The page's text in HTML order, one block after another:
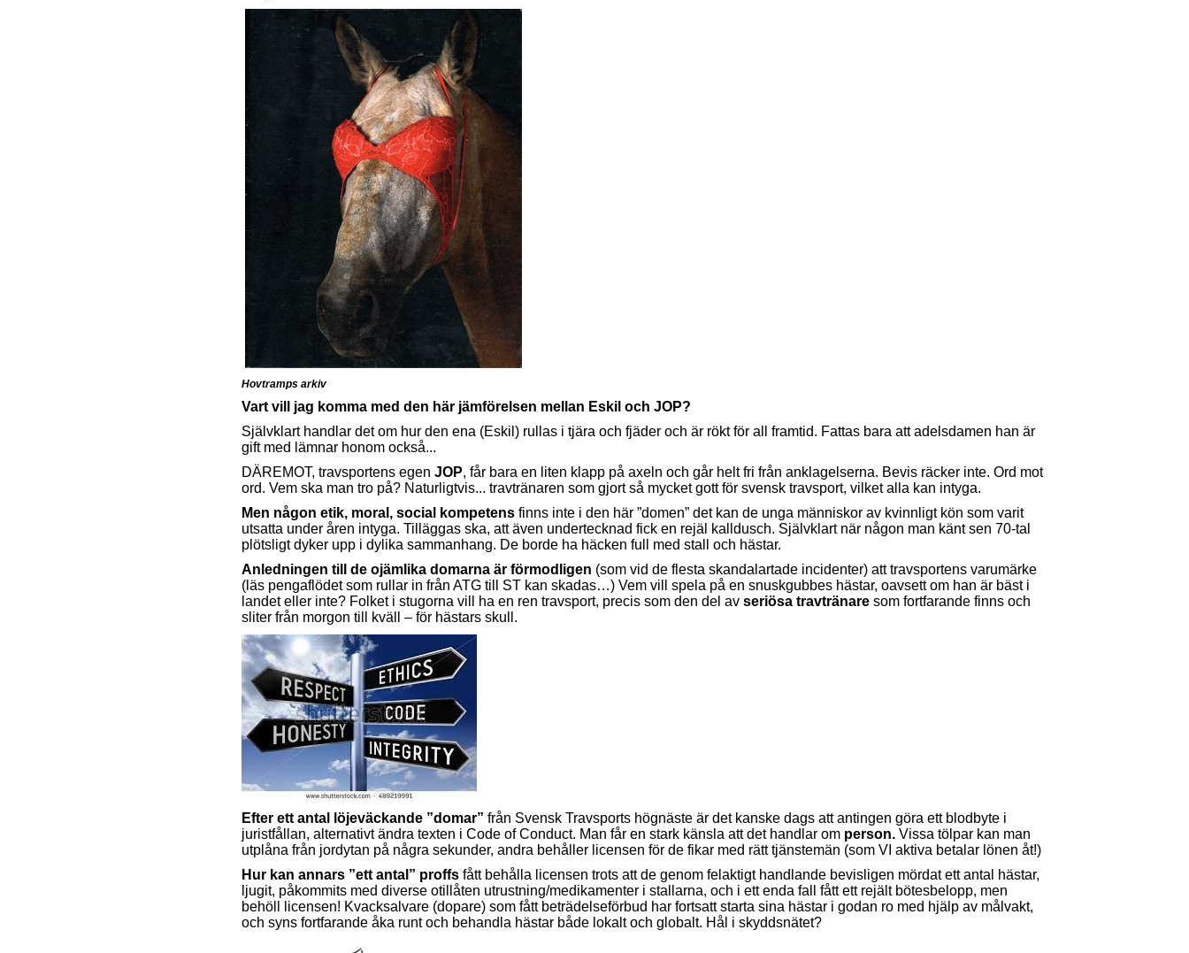
Hovtramps arkiv
Vart vill jag komma med den här jämförelsen mellan Eskil och JOP?
Självklart handlar det om hur den ena (Eskil) rullas i tjära och fjäder och är rökt för all framtid. Fattas bara att adelsdamen han är
gift med lämnar honom också...
DÄREMOT, travsportens egen JOP, får bara en liten klapp på axeln och går helt fri från anklagelserna. Bevis räcker inte. Ord mot
ord. Vem ska man tro på? Naturligtvis... travtränaren som gjort så mycket gott för svensk travsport, vilket alla kan intyga.
Men någon etik, moral, social kompetens finns inte i den här ”domen” det kan de unga människor av kvinnligt kön som varit
utsatta under åren intyga. Tilläggas ska, att även undertecknad fick en rejäl kalldusch. Självklart när någon man känt sen 70-tal
plötsligt dyker upp i dylika sammanhang. De borde ha häcken full med stall och hästar.
Anledningen till de ojämlika domarna är förmodligen (som vid de flesta skandalartade incidenter) att travsportens varumärke
(läs pengaflödet som rullar in från ATG till ST kan skadas…) Vem vill spela på en snuskgubbes hästar, oavsett om han är bäst i
landet eller inte? Folket i stugorna vill ha en ren travsport, precis som den del av seriösa travtränare som fortfarande finns och
sliter från morgon till kväll – för hästars skull.
Efter ett antal löjeväckande ”domar” från Svensk Travsports högnäste är det kanske dags att antingen göra ett blodbyte i
juristfållan, alternativt ändra texten i Code of Conduct. Man får en stark känsla att det handlar om person. Vissa tölpar kan man
utplåna från jordytan på några sekunder, andra behåller licensen för de fikar med rätt tjänstemän (som VI aktiva betalar lönen åt!)
Hur kan annars ”ett antal” proffs fått behålla licensen trots att de genom felaktigt handlande bevisligen mördat ett antal hästar,
ljugit, påkommits med diverse otillåten utrustning/medikamenter i stallarna, och i ett enda fall fått ett rejält bötesbelopp, men
behöll licensen! Kvacksalvare (dopare) som fått beträdelseförbud har fortsatt starta sina hästar i godan ro med hjälp av målvakt,
och syns fortfarande åka runt och behandla hästar både lokalt och globalt. Hål i skyddsnätet?